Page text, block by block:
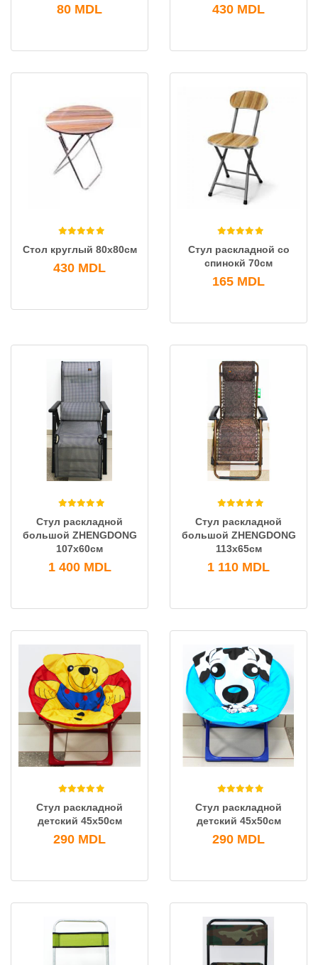
80 MDL 430 MDL
Стол круглый 80х80см
430 MDL
Стул раскладной co
спинокй 70см
165 MDL
Стул раскладной
большой ZHENGDONG
107х60см
1 400 MDL
Стул раскладной
большой ZHENGDONG
113х65см
1 110 MDL
Стул раскладной
детский 45х50см
290 MDL
Стул раскладной
детский 45х50см
290 MDL